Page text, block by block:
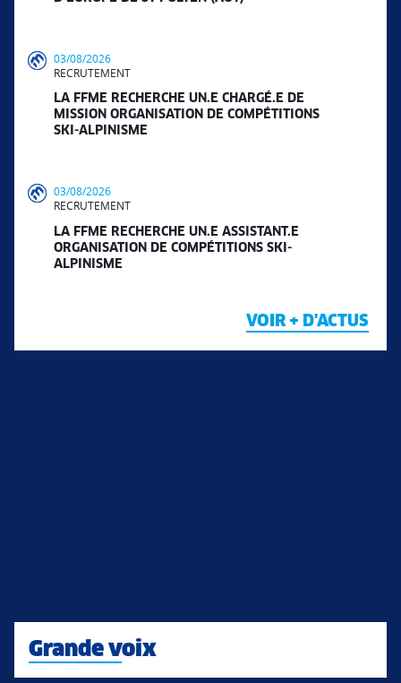
03/08/2026
RECRUTEMENT
LA FFME RECHERCHE UN.E CHARGÉ.E DE
MISSION ORGANISATION DE COMPÉTITIONS
SKI-ALPINISME
03/08/2026
RECRUTEMENT
LA FFME RECHERCHE UN.E ASSISTANT.E
ORGANISATION DE COMPÉTITIONS SKI-
ALPINISME
VOIR + D'ACTUS
Grande voix